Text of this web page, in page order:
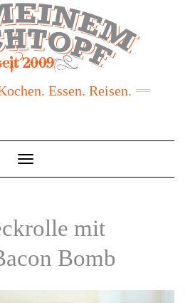
Essen. Reisen.
Toggle
Navigation
mit
Bomb